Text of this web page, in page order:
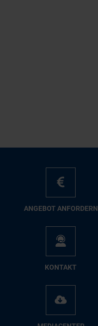
AN­GE­BOT AN­FOR­DERN
KON­TAKT